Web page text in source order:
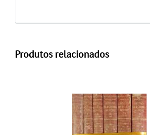
Produtos relacionados